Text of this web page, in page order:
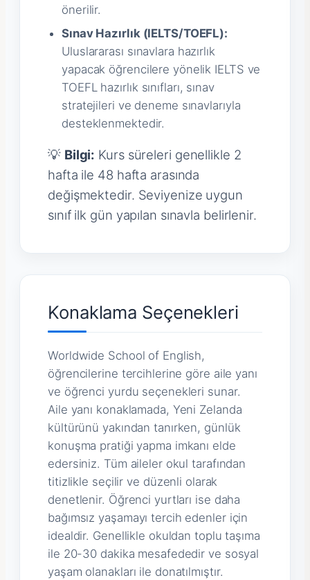
önerilir.
Sınav Hazırlık (IELTS/TOEFL):
Uluslararası sınavlara hazırlık
yapacak öğrencilere yönelik IELTS ve
TOEFL hazırlık sınıfları, sınav
stratejileri ve deneme sınavlarıyla
desteklenmektedir.
💡 Bilgi: Kurs süreleri genellikle 2
hafta ile 48 hafta arasında
değişmektedir. Seviyenize uygun
sınıf ilk gün yapılan sınavla belirlenir.
Konaklama Seçenekleri
Worldwide School of English,
öğrencilerine tercihlerine göre aile yanı
ve öğrenci yurdu seçenekleri sunar.
Aile yanı konaklamada, Yeni Zelanda
kültürünü yakından tanırken, günlük
konuşma pratiği yapma imkanı elde
edersiniz. Tüm aileler okul tarafından
titizlikle seçilir ve düzenli olarak
denetlenir. Öğrenci yurtları ise daha
bağımsız yaşamayı tercih edenler için
idealdir. Genellikle okuldan toplu taşıma
ile 20-30 dakika mesafededir ve sosyal
yaşam olanakları ile donatılmıştır.